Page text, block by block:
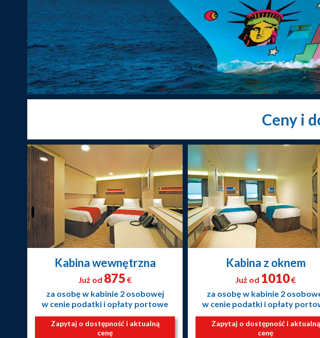
Ceny i
Kabina wewnętrzna
Już od 875 €
za osobę w kabinie 2 osobowej
w cenie podatki i opłaty portowe
Zapytaj o dostępność i aktualną
cenę
Kabina z oknem
Już od 1010€
za osobę w kabinie 2
w cenie podatki i opłaty
Zapytaj o dostępność i aktualną
cenę